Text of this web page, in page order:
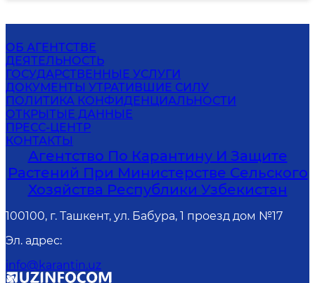
ОБ АГЕНТСТВЕ
ДЕЯТЕЛЬНОСТЬ
ГОСУДАРСТВЕННЫЕ УСЛУГИ
ДОКУМЕНТЫ УТРАТИВШИЕ СИЛУ
ПОЛИТИКА КОНФИДЕНЦИАЛЬНОСТИ
ОТКРЫТЫЕ ДАННЫЕ
ПРЕСС-ЦЕНТР
КОНТАКТЫ
Агентство По Карантину И Защите
Растений При Министерстве Сельского
Хозяйства Республики Узбекистан
100100, г. Ташкент, ул. Бабура, 1 проезд дом №17
Эл. адрес:
info@karantin.uz